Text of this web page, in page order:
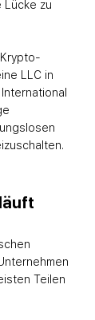
Lücke zu
LLC in
Teilen